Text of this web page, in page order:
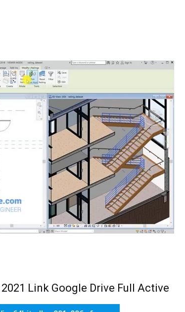
Link Google Drive Full Active